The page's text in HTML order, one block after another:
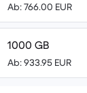
Ab: 766.00 EUR
1000 GB
Ab: 933.95 EUR